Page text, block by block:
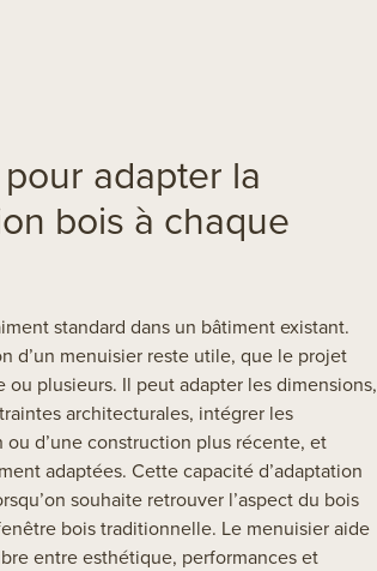
adapter la
bois à chaque
standard dans un bâtiment existant.
d’un menuisier reste utile, que le projet
plusieurs. Il peut adapter les dimensions,
architecturales, intégrer les
ou d’une construction plus récente, et
adaptées. Cette capacité d’adaptation
souhaite retrouver l’aspect du bois
bois traditionnelle. Le menuisier aide
entre esthétique, performances et